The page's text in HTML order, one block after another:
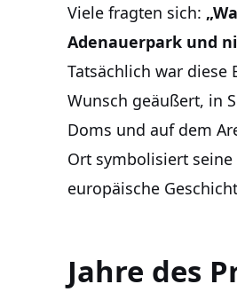
Viele fragten sich:
Adenauerpark und
Tatsächlich war diese
Wunsch geäußert, in
Doms und auf dem
Ort symbolisiert
europäische
Jahre des